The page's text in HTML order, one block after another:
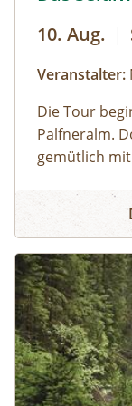
10. Aug. |
Veranstalter:
Die Tour
Palfneralm.
gemütlich
zu Fuß.
das
vielfältige
etwas Glück
Wildtiere.
der Ranger
und
Litzlhofalm
Das